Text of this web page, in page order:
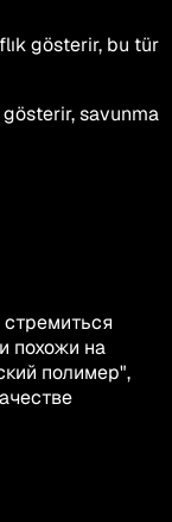
gösterir, bu tür
savunma
похожи на
полимер",